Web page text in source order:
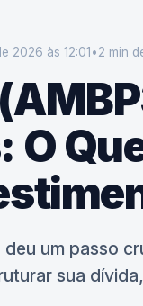
2026 às 12:01 •2 min
O
um passo
sua